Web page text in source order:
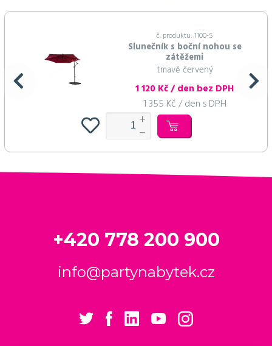
č. produktu: 1100-S
Slunečník s boční nohou se
zátěžemi
tmavě červený
1 120 Kč / den bez DPH
1 355 Kč / den s DPH
+420 778 200 900
info@partynabytek.cz